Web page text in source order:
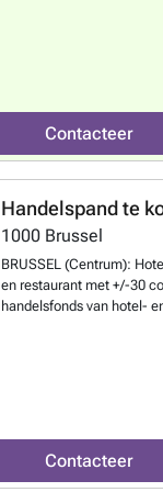
(CASCO) · Vrij van
Omwille van de
slechts gestuurd bij
makelaar maar een
professionele off-market
Contacteer
Handelspand te
1000 Brussel
BRUSSEL (Centrum):
en restaurant met +/-30
handelsfonds van hotel-
authentieke foto’s
gespecialiseerd in de
vastgoedprojecten.
Contacteer